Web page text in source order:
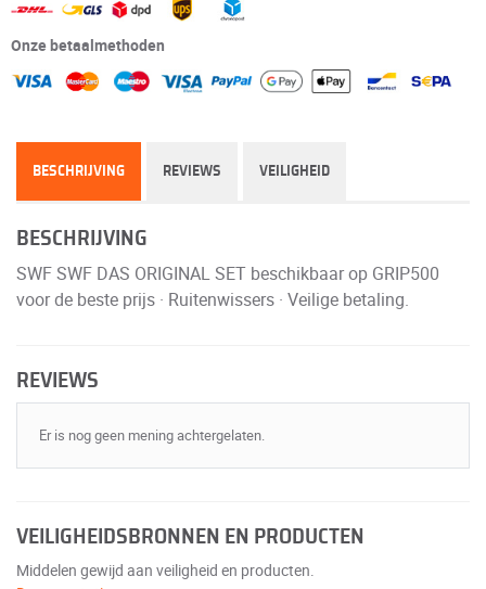
Onze betaalmethoden
BESCHRIJVING REVIEWS VEILIGHEID
BESCHRIJVING
SWF SWF DAS ORIGINAL SET beschikbaar op GRIP500
voor de beste prijs · Ruitenwissers · Veilige betaling.
REVIEWS
Er is nog geen mening achtergelaten.
VEILIGHEIDSBRONNEN EN PRODUCTEN
Middelen gewijd aan veiligheid en producten.